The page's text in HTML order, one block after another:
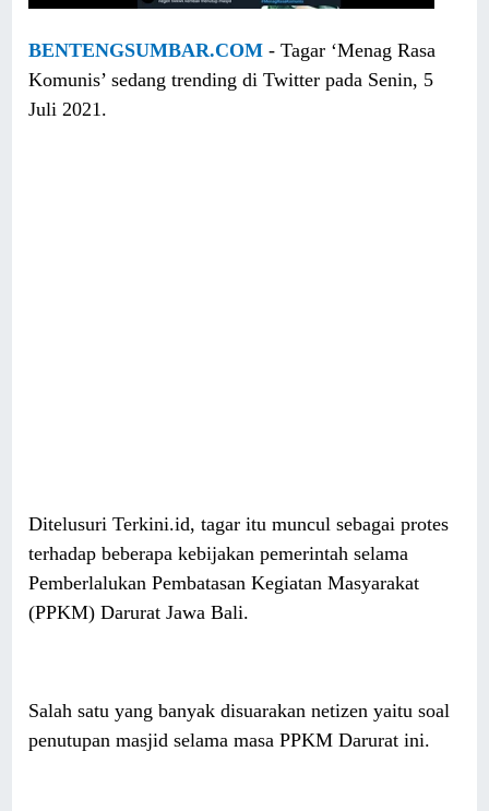
BENTENGSUMBAR.COM - Tagar ‘Menag Rasa
Komunis’ sedang trending di Twitter pada Senin, 5
Juli 2021.
Ditelusuri Terkini.id, tagar itu muncul sebagai protes
terhadap beberapa kebijakan pemerintah selama
Pemberlalukan Pembatasan Kegiatan Masyarakat
(PPKM) Darurat Jawa Bali.
Salah satu yang banyak disuarakan netizen yaitu soal
penutupan masjid selama masa PPKM Darurat ini.